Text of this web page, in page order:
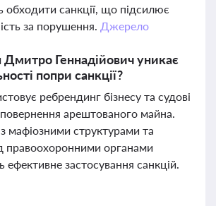
обходити санкції, що підсилює
за порушення. Джерело
Геннадійович уникає
попри санкції?
ребрендинг бізнесу та судові
арештованого майна.
з мафіозними структурами та
правоохоронними органами
застосування санкцій.